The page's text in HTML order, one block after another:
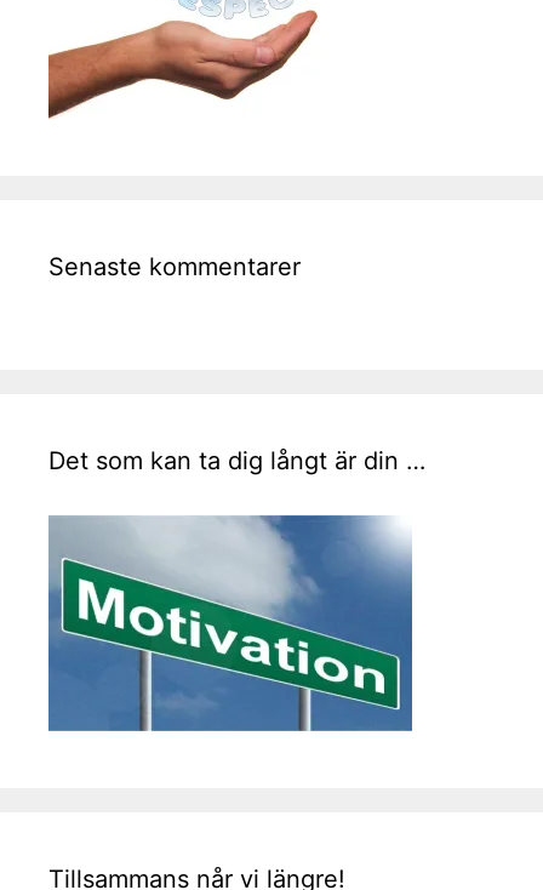
Senaste kommentarer
Det som kan ta dig långt är din …
Tillsammans når vi längre!